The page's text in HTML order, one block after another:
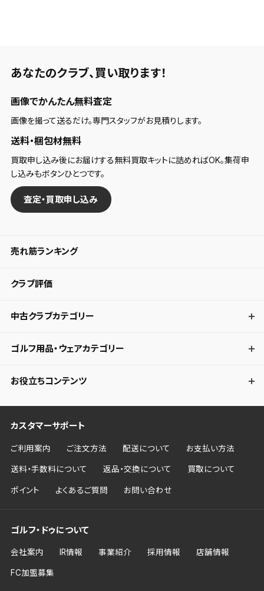
あなたのクラブ、 買い取ります！
画像でかんたん無料査定
画像を撮って送るだけ。専門スタッフがお見積りします。
送料・梱包材無料
買取申し込み後にお届けする無料買取キットに詰めればOK。集荷申
し込みもボタンひとつです。
査定・買取申し込み
売れ筋ランキング
クラブ評価
中古クラブカテゴリー
ゴルフ用品・ウェアカテゴリー
お役立ちコンテンツ
カスタマーサポート
ご利用案内 ご注文方法 配送について お支払い方法
送料・手数料について 返品・交換について 買取について
ポイント よくあるご質問 お問い合わせ
ゴルフ・ドゥについて
会社案内 IR情報 事業紹介 採用情報 店舗情報
FC加盟募集